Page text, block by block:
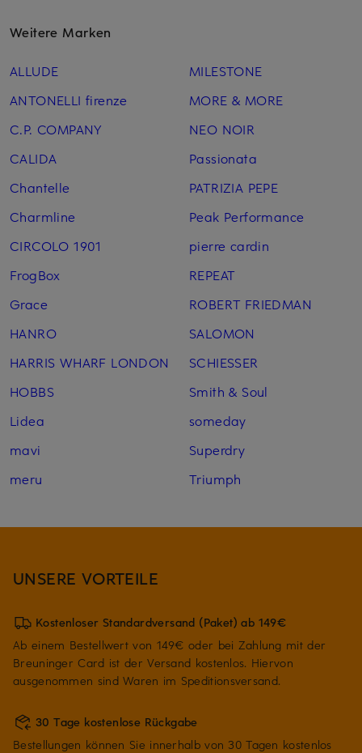
Weitere Marken
ALLUDE
ANTONELLI firenze
C.P. COMPANY
CALIDA
Chantelle
Charmline
CIRCOLO 1901
FrogBox
Grace
HANRO
HARRIS WHARF LONDON
HOBBS
Lidea
mavi
meru
MILESTONE
MORE & MORE
NEO NOIR
Passionata
PATRIZIA PEPE
Peak Performance
pierre cardin
REPEAT
ROBERT FRIEDMAN
SALOMON
SCHIESSER
Smith & Soul
someday
Superdry
Triumph
UNSERE VORTEILE
Kostenloser Standardversand (Paket) ab 149€
Ab einem Bestellwert von 149€ oder bei Zahlung mit der
Breuninger Card ist der Versand kostenlos. Hiervon
ausgenommen sind Waren im Speditionsversand.
30 Tage kostenlose Rückgabe
Bestellungen können Sie innerhalb von 30 Tagen kostenlos